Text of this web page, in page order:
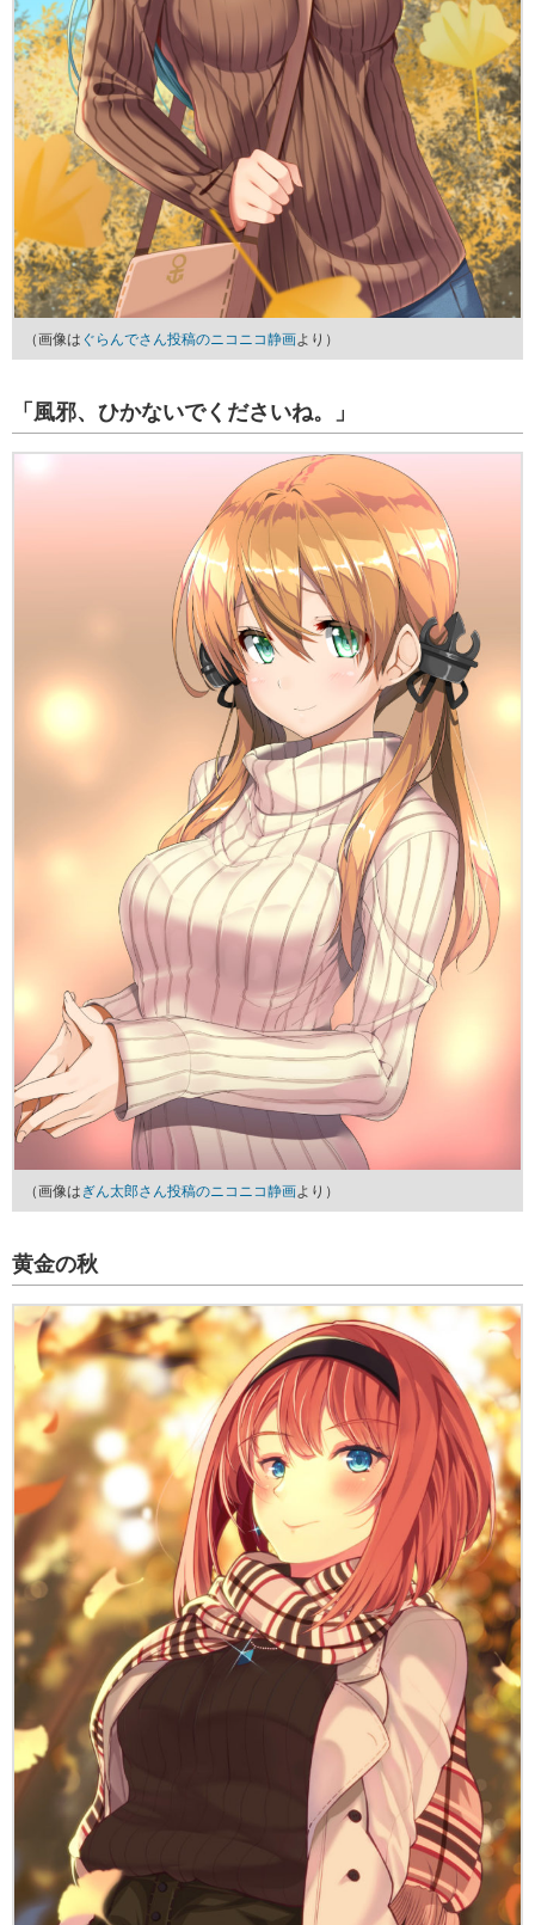
（画像は ぐらんでさん投稿のニコニコ静画より）
「風邪、ひかないでくださいね。」
（画像は ぎん太郎さん投稿のニコニコ静画より）
黄金の秋